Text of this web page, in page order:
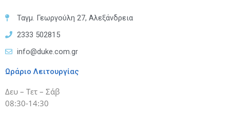
Ταγμ. Γεωργούλη 27, Αλεξάνδρεια
2333 502815
info@duke.com.gr
Ωράριο Λειτουργίας
Δευ – Τετ – Σάβ
08:30-14:30